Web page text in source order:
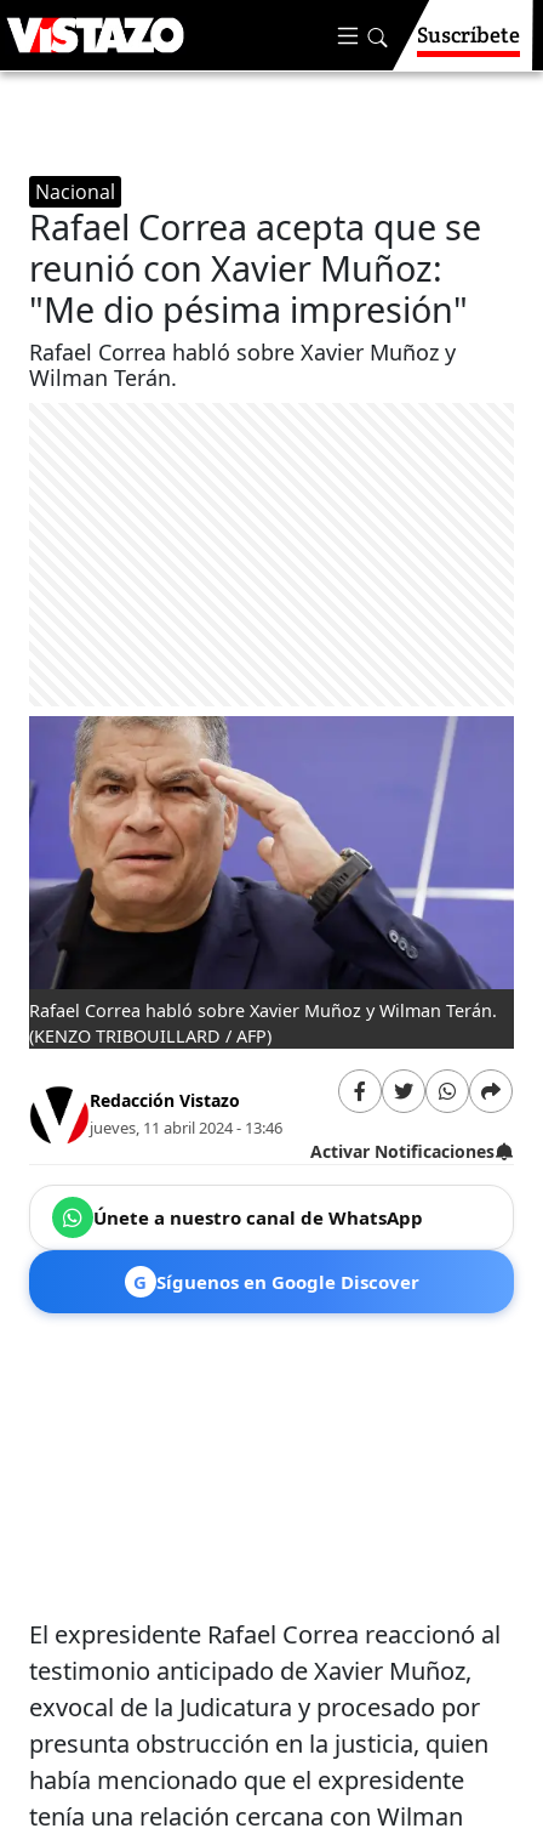
Suscríbete
Nacional
Rafael Correa acepta que se
reunió con Xavier Muñoz:
"Me dio pésima impresión"
Rafael Correa habló sobre Xavier Muñoz y
Wilman Terán.
Rafael Correa habló sobre Xavier Muñoz y Wilman Terán.
(KENZO TRIBOUILLARD / AFP)
Redacción Vistazo
jueves, 11 abril 2024 - 13:46
Activar Notificaciones
Únete a nuestro canal de WhatsApp
G Síguenos en Google Discover
El expresidente Rafael Correa reaccionó al
testimonio anticipado de Xavier Muñoz,
exvocal de la Judicatura y procesado por
presunta obstrucción en la justicia, quien
había mencionado que el expresidente
tenía una relación cercana con Wilman